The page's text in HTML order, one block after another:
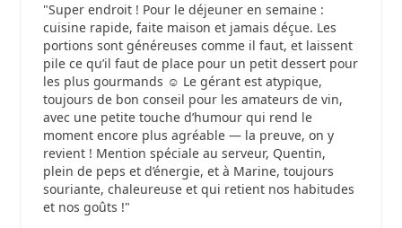
"Super endroit ! Pour le déjeuner en semaine :
cuisine rapide, faite maison et jamais déçue. Les
portions sont généreuses comme il faut, et laissent
pile ce qu’il faut de place pour un petit dessert pour
les plus gourmands ☺️ Le gérant est atypique,
toujours de bon conseil pour les amateurs de vin,
avec une petite touche d’humour qui rend le
moment encore plus agréable — la preuve, on y
revient ! Mention spéciale au serveur, Quentin,
plein de peps et d’énergie, et à Marine, toujours
souriante, chaleureuse et qui retient nos habitudes
et nos goûts !"